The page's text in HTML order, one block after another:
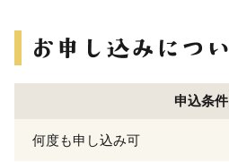
申込条件
何度も申し込み可